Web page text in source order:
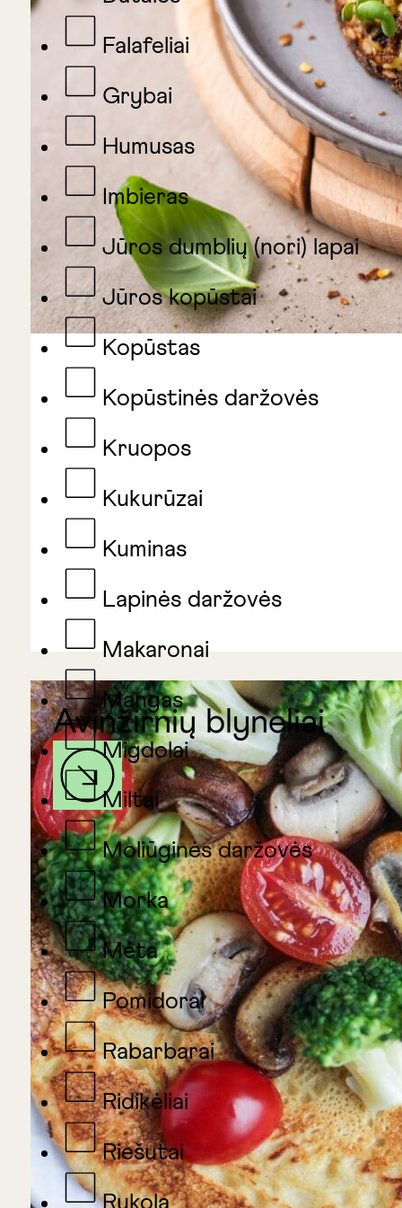
Falafeliai
Grybai
Humusas
Imbieras
Jūros dumblių (nori) lapai
Jūros kopūstai
Kopūstas
Kopūstinės daržovės
Kruopos
Kukurūzai
Kuminas
Lapinės daržovės
Makaronai
Mangas
Migdolai
Miltai
Moliūginės daržovės
Morka
Mėta
Pomidorai
Rabarbarai
Ridikėliai
Riešutai
Avinžirnių blyneliai